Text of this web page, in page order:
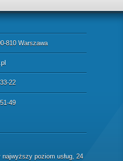
810 Warszawa
22
49
najwyższy poziom usług, 24